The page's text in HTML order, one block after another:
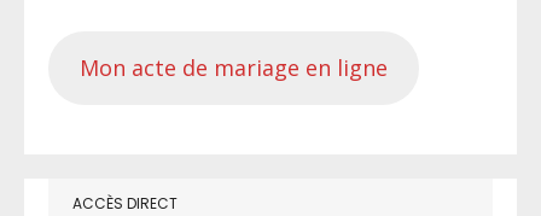
Mon acte de mariage en ligne
ACCÈS DIRECT